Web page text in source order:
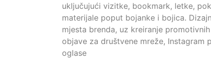
uključujući vizitke, bookmark, letke,
materijale poput bojanke i bojica.
mjesta brenda, uz kreiranje
objave za društvene mreže, Instagram
oglase